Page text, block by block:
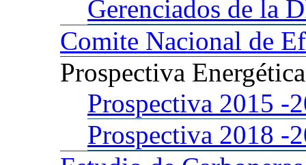
Gerenciados de la
Comite Nacional de
Prospectiva
Prospectiva 2015 -
Prospectiva 2018 -